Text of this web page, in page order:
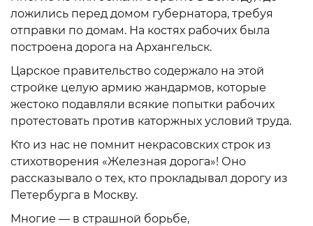
ложились перед домом губернатора, требуя
отправки по домам. На костях рабочих была
построена дорога на Архангельск.
Царское правительство содержало на этой
стройке целую армию жандармов, которые
жестоко подавляли всякие попытки рабочих
протестовать против каторжных условий труда.
Кто из нас не помнит некрасовских строк из
стихотворения «Железная дорога»! Оно
рассказывало о тех, кто прокладывал дорогу из
Петербурга в Москву.
Многие — в страшной борьбе,